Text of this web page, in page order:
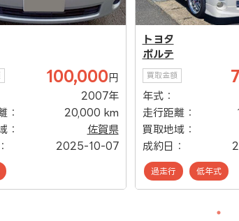
100,000円
2007年
：
20,000 km
：
佐賀県
2025-10-07
トヨタ
ポルテ
買取金額
年式：
走行距離：
買取地域：
成約日：
過走行 低年式